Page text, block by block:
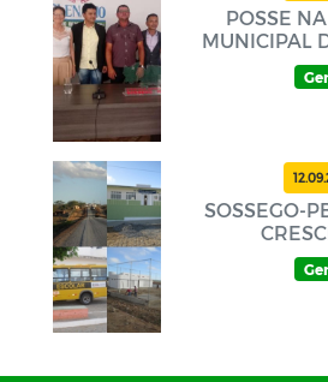
POSSE
MUNICIPAL
SOSSEGO-